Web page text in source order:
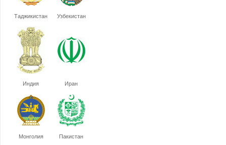
Таджикистан Узбекистан
Индия Иран
Монголия Пакистан